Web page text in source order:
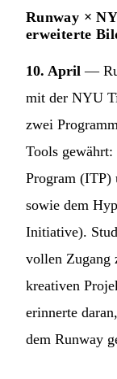
Runway ×
erweiterte
10. April —
mit der NYU
zwei
Tools
Program
sowie dem
Initiative).
vollen Zugang
kreativen
erinnerte
dem Runway